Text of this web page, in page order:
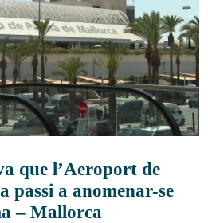
que l’Aeroport de
passi a anomenar-se
– Mallorca